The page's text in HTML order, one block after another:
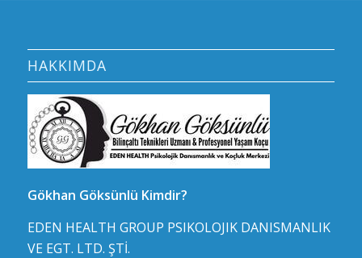
HAKKIMDA
Gökhan Göksünlü Kimdir?
EDEN HEALTH GROUP PSIKOLOJIK DANISMANLIK
VE EGT. LTD. ŞTİ.